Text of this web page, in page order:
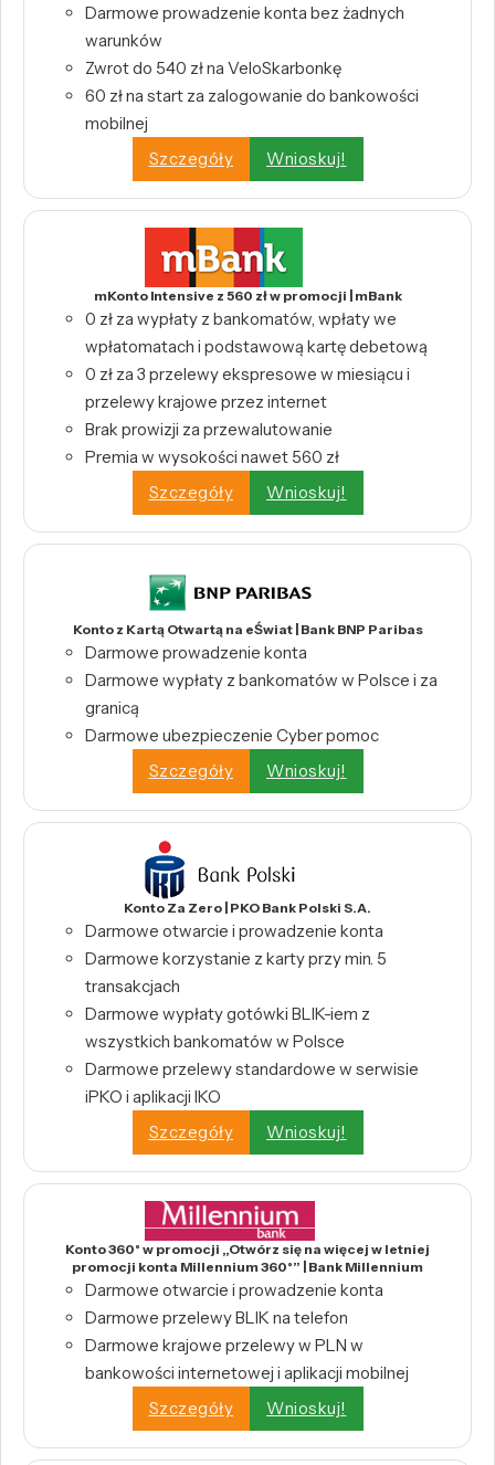
Darmowe prowadzenie konta bez żadnych
warunków
Zwrot do 540 zł na VeloSkarbonkę
60 zł na start za zalogowanie do bankowości
mobilnej
Szczegóły
Wnioskuj!
mKonto Intensive z 560 zł w promocji | mBank
0 zł za wypłaty z bankomatów, wpłaty we
wpłatomatach i podstawową kartę debetową
0 zł za 3 przelewy ekspresowe w miesiącu i
przelewy krajowe przez internet
Brak prowizji za przewalutowanie
Premia w wysokości nawet 560 zł
Szczegóły
Wnioskuj!
Konto z Kartą Otwartą na eŚwiat | Bank BNP Paribas
Darmowe prowadzenie konta
Darmowe wypłaty z bankomatów w Polsce i za
granicą
Darmowe ubezpieczenie Cyber pomoc
Szczegóły
Wnioskuj!
Konto Za Zero | PKO Bank Polski S.A.
Darmowe otwarcie i prowadzenie konta
Darmowe korzystanie z karty przy min. 5
transakcjach
Darmowe wypłaty gotówki BLIK-iem z
wszystkich bankomatów w Polsce
Darmowe przelewy standardowe w serwisie
iPKO i aplikacji IKO
Szczegóły
Wnioskuj!
Konto 360° w promocji „Otwórz się na więcej w letniej
promocji konta Millennium 360°” | Bank Millennium
Darmowe otwarcie i prowadzenie konta
Darmowe przelewy BLIK na telefon
Darmowe krajowe przelewy w PLN w
bankowości internetowej i aplikacji mobilnej
Szczegóły
Wnioskuj!